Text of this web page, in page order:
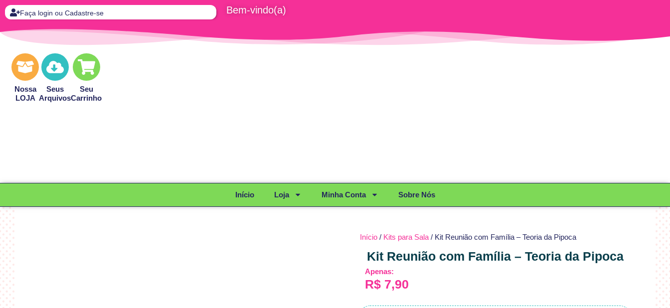
Faça login ou Cadastre-se Bem-vindo(a)
Nossa
LOJA
Seus
Arquivos
Seu
Carrinho
Início Loja Minha Conta Sobre Nós
Início / Kits para Sala / Kit Reunião com Família – Teoria da Pipoca
Kit Reunião com Família – Teoria da Pipoca
Apenas:
R$ 7,90